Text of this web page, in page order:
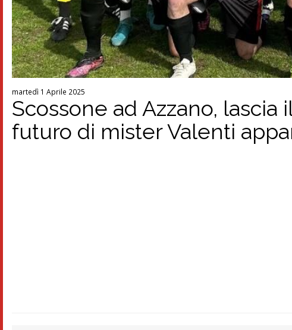
martedì 1 Aprile 2025
Scossone ad Azzano, lascia
futuro di mister Valenti